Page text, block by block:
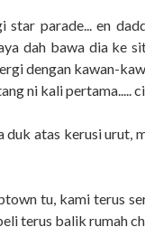
parade... en
dah bawa dia ke
dengan kawan-
ni kali pertama.....
atas kerusi urut,
tu, kami terus
terus balik rumah